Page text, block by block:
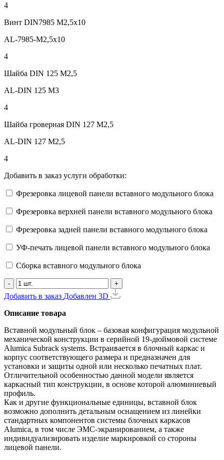
4
Винт DIN7985 M2,5х10
AL-7985-M2,5x10
4
Шайба DIN 125 М2,5
AL-DIN 125 M3
4
Шайба гроверная DIN 127 М2,5
AL-DIN 127 M2,5
4
Добавить в заказ услуги обработки:
Фрезеровка лицевой панели вставного модульного блока
Фрезеровка верхней панели вставного модульного блока
Фрезеровка задней панели вставного модульного блока
УФ-печать лицевой панели вставного модульного блока
Сборка вставного модульного блока
- +
Добавить в заказ Добавлен 3D
Описание товара
Вставной модульный блок – базовая конфигурация модульной
механической конструкции в серийной 19-дюймовой системе
Alumica Subrack systems. Встраивается в блочный каркас и
корпус соответствующего размера и предназначен для
установки и защиты одной или несколько печатных плат.
Отличительной особенностью данной модели является
каркасный тип конструкции, в основе которой алюминиевый
профиль.
Как и другие функциональные единицы, вставной блок
возможно дополнить детальным оснащением из линейки
стандартных компонентов системы блочных каркасов
Alumicа, в том числе ЭМС-экранированием, а также
индивидуализировать изделие маркировкой со стороны
лицевой панели.